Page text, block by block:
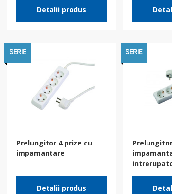
Detalii produs
SERIE
Prelungitor 4 prize cu
impamantare
Detalii produs
SERIE